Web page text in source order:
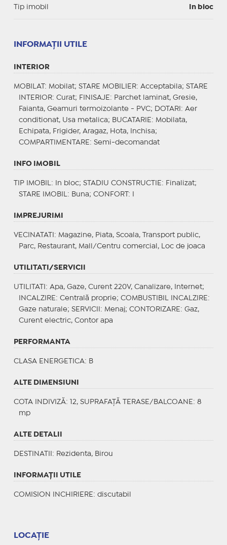
Tip imobil In bloc
INFORMAŢII UTILE
INTERIOR
MOBILAT : Mobilat; STARE MOBILIER: Acceptabila; STARE
INTERIOR: Curat; FINISAJE : Parchet laminat, Gresie,
Faianta, Geamuri termoizolante - PVC;
DOTARI : Aer
conditionat, Usa metalica; BUCATARIE : Mobilata,
Echipata, Frigider, Aragaz, Hota, Inchisa;
COMPARTIMENTARE : Semi-decomandat
INFO IMOBIL
TIP IMOBIL : In bloc; STADIU CONSTRUCTIE : Finalizat;
STARE IMOBIL : Buna; CONFORT : I
IMPREJURIMI
VECINATATI : Magazine, Piata, Scoala, Transport public,
Parc, Restaurant, Mall/Centru comercial, Loc de joaca
UTILITATI/SERVICII
UTILITATI : Apa, Gaze, Curent 220V, Canalizare, Internet;
INCALZIRE : Centrală proprie; COMBUSTIBIL INCALZIRE :
Gaze naturale; SERVICII : Menaj; CONTORIZARE : Gaz,
Curent electric, Contor apa
PERFORMANTA
CLASA ENERGETICA: B
ALTE DIMENSIUNI
COTA INDIVIZĂ: 12, SUPRAFAȚĂ TERASE/BALCOANE: 8
mp
ALTE DETALII
DESTINATII : Rezidenta, Birou
INFORMAŢII UTILE
COMISION INCHIRIERE: discutabil
LOCAȚIE